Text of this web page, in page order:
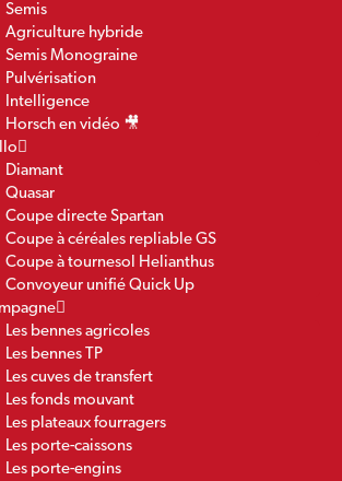
Semis
Agriculture hybride
Semis Monograine
Pulvérisation
Intelligence
Horsch en vidéo 🎥
Diamant
Quasar
Coupe directe Spartan
Coupe à céréales repliable GS
Coupe à tournesol Helianthus
Convoyeur unifié Quick Up
Les bennes agricoles
Les bennes TP
Les cuves de transfert
Les fonds mouvant
Les plateaux fourragers
Les porte-caissons
Les porte-engins